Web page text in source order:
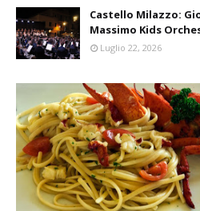
Castello Milazzo:
Massimo Kids
Luglio 22, 2026